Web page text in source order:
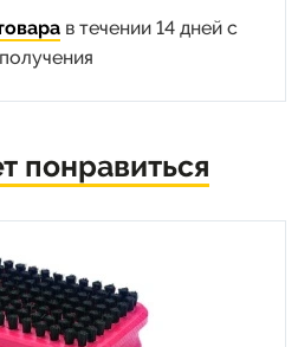
в течении 14 дней с
понравиться